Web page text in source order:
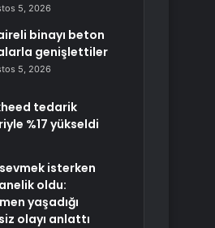
5, 2026
binayı beton
genişlettiler
5, 2026
tedarik
%17 yükseldi
isterken
oldu:
yaşadığı
olayı anlattı